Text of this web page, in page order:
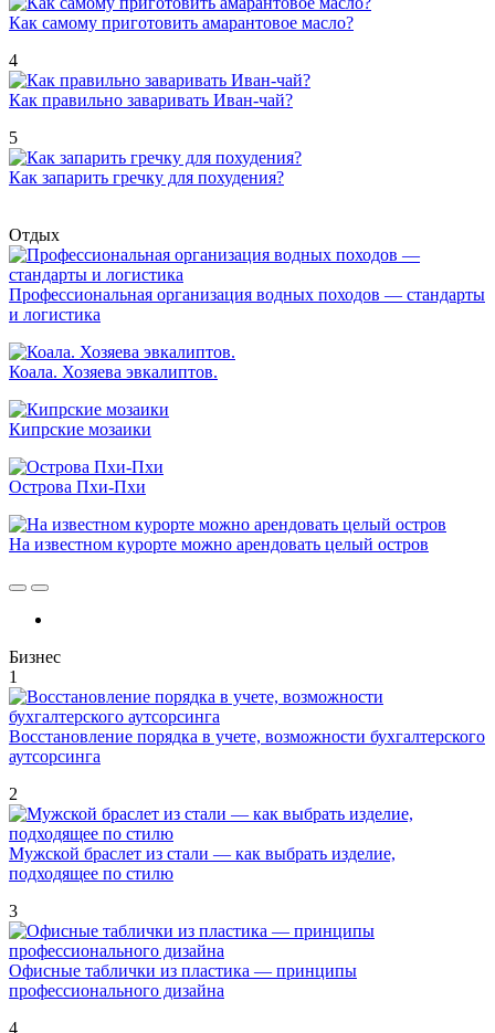
Как самому приготовить амарантовое масло?
4
Как правильно заваривать Иван-чай?
5
Как запарить гречку для похудения?
Отдых
Профессиональная организация водных походов — стандарты
и логистика
Коала. Хозяева эвкалиптов.
Кипрские мозаики
Острова Пхи-Пхи
На известном курорте можно арендовать целый остров
Бизнес
1
Восстановление порядка в учете, возможности бухгалтерского
аутсорсинга
2
Мужской браслет из стали — как выбрать изделие,
подходящее по стилю
3
Офисные таблички из пластика — принципы
профессионального дизайна
4